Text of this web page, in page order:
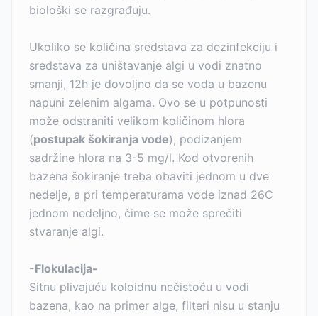
biološki se razgrađuju.
Ukoliko se količina sredstava za dezinfekciju i
sredstava za uništavanje algi u vodi znatno
smanji, 12h je dovoljno da se voda u bazenu
napuni zelenim algama. Ovo se u potpunosti
može odstraniti velikom količinom hlora
(postupak šokiranja vode), podizanjem
sadržine hlora na 3-5 mg/l. Kod otvorenih
bazena šokiranje treba obaviti jednom u dve
nedelje, a pri temperaturama vode iznad 26C
jednom nedeljno, čime se može sprečiti
stvaranje algi.
-Flokulacija-
Sitnu plivajuću koloidnu nečistoću u vodi
bazena, kao na primer alge, filteri nisu u stanju